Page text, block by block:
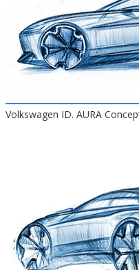
Volkswagen ID. AURA